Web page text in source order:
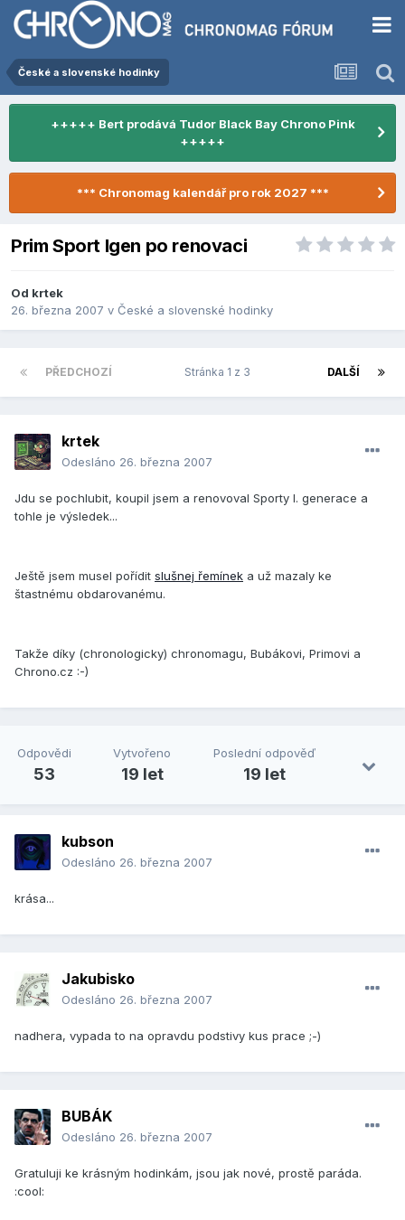
České a slovenské hodinky
+++++ Bert prodává Tudor Black Bay Chrono Pink
+++++
*** Chronomag kalendář pro rok 2027 ***
Prim Sport Igen po renovaci
Od krtek
26. března 2007 v České a slovenské hodinky
PŘEDCHOZÍ DALŠÍ
Stránka 1 z 3
krtek
Odesláno 26. března 2007
Jdu se pochlubit, koupil jsem a renovoval Sporty I. generace a
tohle je výsledek...
Ještě jsem musel pořídit slušnej řemínek a už mazaly ke
štastnému obdarovanému.
Takže díky (chronologicky) chronomagu, Bubákovi, Primovi a
Chrono.cz :-)
Odpovědi
53
Vytvořeno
19 let
Poslední odpověď
19 let
kubson
Odesláno 26. března 2007
krása...
Jakubisko
Odesláno 26. března 2007
nadhera, vypada to na opravdu podstivy kus prace ;-)
BUBÁK
Odesláno 26. března 2007
Gratuluji ke krásným hodinkám, jsou jak nové, prostě paráda.
:cool: